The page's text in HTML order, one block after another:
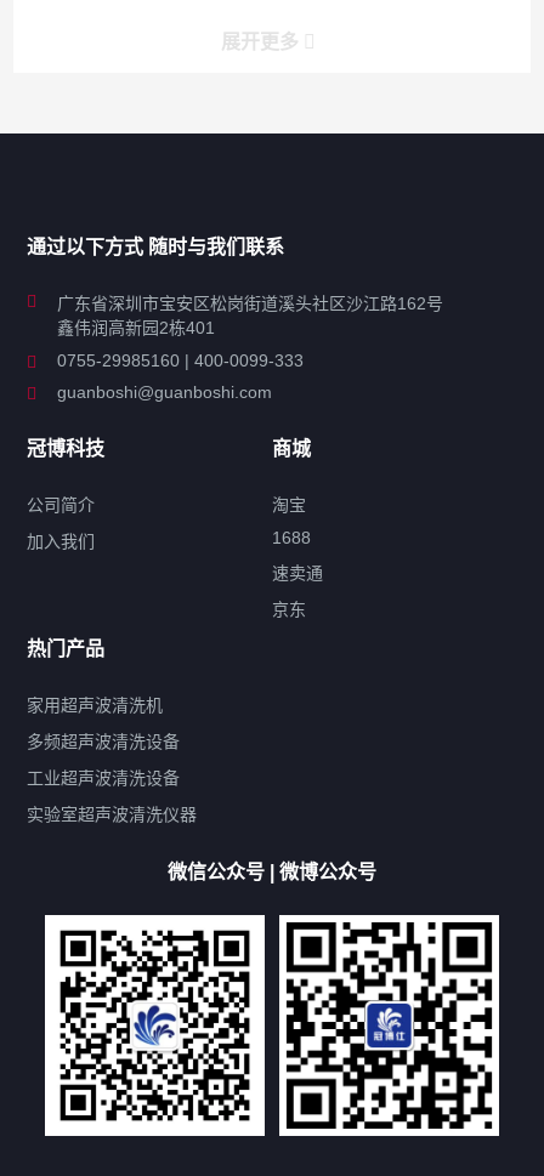
展开更多
工业超声波清洗设备
特种超声波洗净产品
超声波配件
产品标签
鼓泡 升降 抛动
带加热
功率可调
双波脱气
机械旋钮系列
厨具清洗机
超声波振板
高尔夫球杆清洗机
大型单槽带过滤系列
全自动/半自动系列
客户定制非标机参考
双槽三槽四槽五槽多槽系列
轮胎清洗机
多频 扫频
文章标签
超声波清洗机定制
超声波清洗机除油污
超声波清洗机除锈
超声波清洗机洗眼镜
通过以下方式 随时与我们联系
广东省深圳市宝安区松岗街道溪头社区沙江路162号
鑫伟润高新园2栋401
0755-29985160 | 400-0099-333
guanboshi@guanboshi.com
冠博科技
公司简介
加入我们
商城
淘宝
1688
速卖通
京东
热门产品
家用超声波清洗机
多频超声波清洗设备
工业超声波清洗设备
实验室超声波清洗仪器
微信公众号 | 微博公众号